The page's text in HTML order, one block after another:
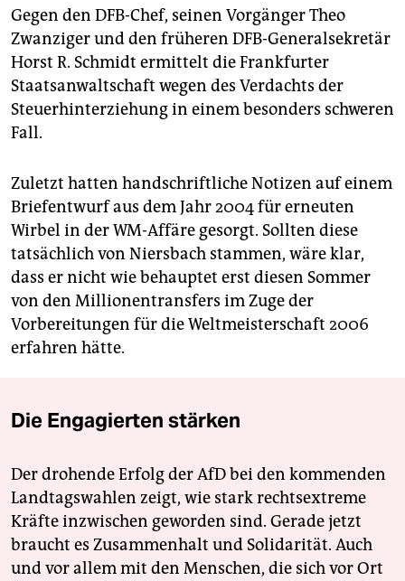
Gegen den DFB-Chef, seinen Vorgänger Theo
Zwanziger und den früheren DFB-Generalsekretär
Horst R. Schmidt ermittelt die Frankfurter
Staatsanwaltschaft wegen des Verdachts der
Steuerhinterziehung in einem besonders schweren
Fall.
Zuletzt hatten handschriftliche Notizen auf einem
Briefentwurf aus dem Jahr 2004 für erneuten
Wirbel in der WM-Affäre gesorgt. Sollten diese
tatsächlich von Niersbach stammen, wäre klar,
dass er nicht wie behauptet erst diesen Sommer
von den Millionentransfers im Zuge der
Vorbereitungen für die Weltmeisterschaft 2006
erfahren hätte.
Die Engagierten stärken
Der drohende Erfolg der AfD bei den kommenden
Landtagswahlen zeigt, wie stark rechtsextreme
Kräfte inzwischen geworden sind. Gerade jetzt
braucht es Zusammenhalt und Solidarität. Auch
und vor allem mit den Menschen, die sich vor Ort